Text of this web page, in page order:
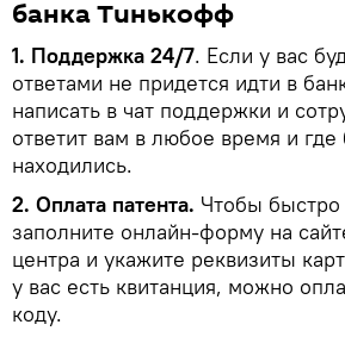
банка Тинькофф
1. Поддержка 24/7. Если у вас
ответами не придется идти в
написать в чат поддержки и
ответит вам в любое время и
находились.
2. Оплата патента. Чтобы быстро
заполните онлайн-форму на
центра и укажите реквизиты
у вас есть квитанция, можно
коду.